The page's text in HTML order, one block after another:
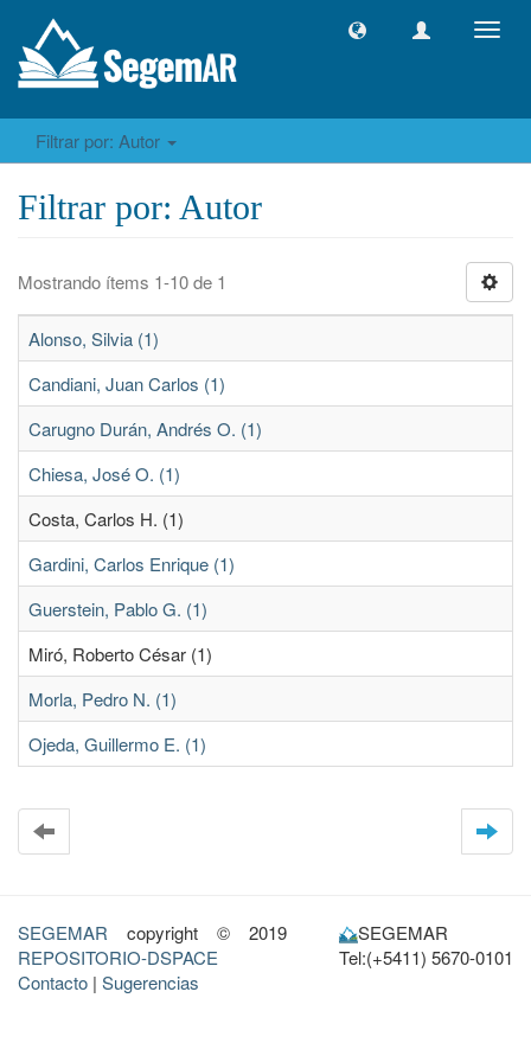
Filtrar por: Autor
Filtrar por: Autor
Mostrando ítems 1-10 de 1
Alonso, Silvia (1)
Candiani, Juan Carlos (1)
Carugno Durán, Andrés O. (1)
Chiesa, José O. (1)
Costa, Carlos H. (1)
Gardini, Carlos Enrique (1)
Guerstein, Pablo G. (1)
Miró, Roberto César (1)
Morla, Pedro N. (1)
Ojeda, Guillermo E. (1)
SEGEMAR copyright © 2019
REPOSITORIO-DSPACE
Contacto | Sugerencias
SEGEMAR
Tel:(+5411) 5670-0101